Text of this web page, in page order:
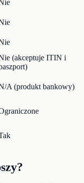
(akceptuje ITIN i
A (produkt bankowy)